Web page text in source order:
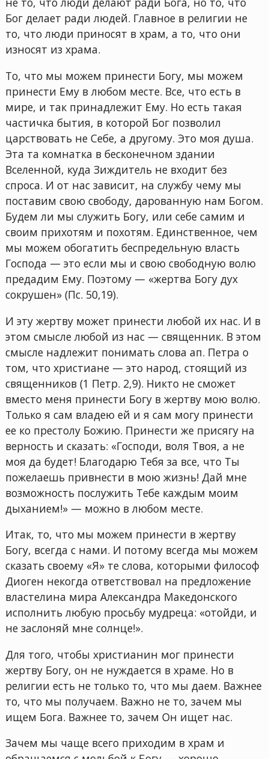
Бог делает ради людей. Главное в религии не
то, что люди приносят в храм, а то, что они
износят из храма.
То, что мы можем принести Богу, мы можем
принести Ему в любом месте. Все, что есть в
мире, и так принадлежит Ему. Но есть такая
частичка бытия, в которой Бог позволил
царствовать не Себе, а другому. Это моя душа.
Эта та комнатка в бесконечном здании
Вселенной, куда Зиждитель не входит без
спроса. И от нас зависит, на службу чему мы
поставим свою свободу, дарованную нам Богом.
Будем ли мы служить Богу, или себе самим и
своим прихотям и похотям. Единственное, чем
мы можем обогатить беспредельную власть
Господа — это если мы и свою свободную волю
предадим Ему. Поэтому — «жертва Богу дух
сокрушен» (Пс. 50,19).
И эту жертву может принести любой их нас. И в
этом смысле любой из нас — священник. В этом
смысле надлежит понимать слова ап. Петра о
том, что христиане — это народ, стоящий из
священников (1 Петр. 2,9). Никто не сможет
вместо меня принести Богу в жертву мою волю.
Только я сам владею ей и я сам могу принести
ее ко престолу Божию. Принести же присягу на
верность и сказать: «Господи, воля Твоя, а не
моя да будет! Благодарю Тебя за все, что Ты
пожелаешь привнести в мою жизнь! Дай мне
возможность послужить Тебе каждым моим
дыханием!» — можно в любом месте.
Итак, то, что мы можем принести в жертву
Богу, всегда с нами. И потому всегда мы можем
сказать своему «Я» те слова, которыми философ
Диоген некогда ответствовал на предложение
властелина мира Александра Македонского
исполнить любую просьбу мудреца: «отойди, и
не заслоняй мне солнце!».
Для того, чтобы христианин мог принести
жертву Богу, он не нуждается в храме. Но в
религии есть не только то, что мы даем. Важнее
то, что мы получаем. Важно не то, зачем мы
ищем Бога. Важнее то, зачем Он ищет нас.
Зачем мы чаще всего приходим в храм и